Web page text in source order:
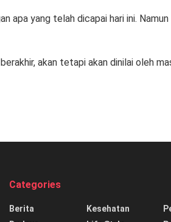
apa yang telah dicapai hari ini.
akan tetapi akan dinilai oleh
Categories
Berita
Kesehatan